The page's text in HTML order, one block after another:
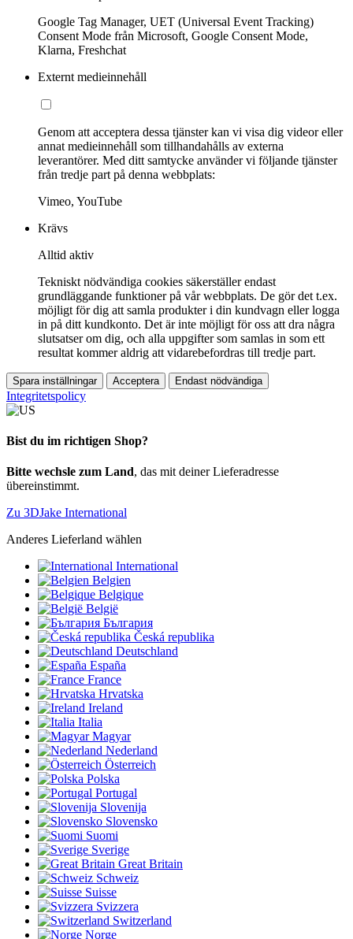
Google Tag Manager, UET (Universal Event Tracking)
Consent Mode från Microsoft, Google Consent Mode,
Klarna, Freshchat
Externt medieinnehåll
Genom att acceptera dessa tjänster kan vi visa dig videor eller
annat medieinnehåll som tillhandahålls av externa
leverantörer. Med ditt samtycke använder vi följande tjänster
från tredje part på denna webbplats:
Vimeo, YouTube
Krävs
Alltid aktiv
Tekniskt nödvändiga cookies säkerställer endast
grundläggande funktioner på vår webbplats. De gör det t.ex.
möjligt för dig att samla produkter i din kundvagn eller logga
in på ditt kundkonto. Det är inte möjligt för oss att dra några
slutsatser om dig, och alla uppgifter som samlas in som ett
resultat kommer aldrig att vidarebefordras till tredje part.
Spara inställningar Acceptera Endast nödvändiga
Integritetspolicy
Bist du im richtigen Shop?
Bitte wechsle zum Land, das mit deiner Lieferadresse
übereinstimmt.
Zu 3DJake International
Anderes Lieferland wählen
International
Belgien
Belgique
België
България
Česká republika
Deutschland
España
France
Hrvatska
Ireland
Italia
Magyar
Nederland
Österreich
Polska
Portugal
Slovenija
Slovensko
Suomi
Sverige
Great Britain
Schweiz
Suisse
Svizzera
Switzerland
Norge